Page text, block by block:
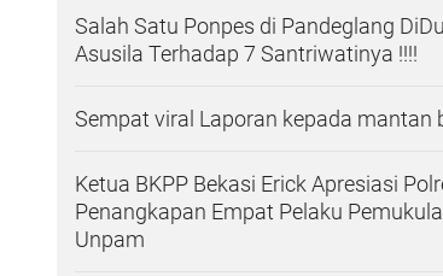
Salah Satu Ponpes di Pandeglang
Asusila Terhadap 7 Santriwatinya !!!!
Sempat viral Laporan kepada mantan
Ketua BKPP Bekasi Erick Apresiasi
Penangkapan Empat Pelaku
Unpam